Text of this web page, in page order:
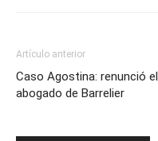
Artículo anterior
Caso Agostina: renunció el
abogado de Barrelier